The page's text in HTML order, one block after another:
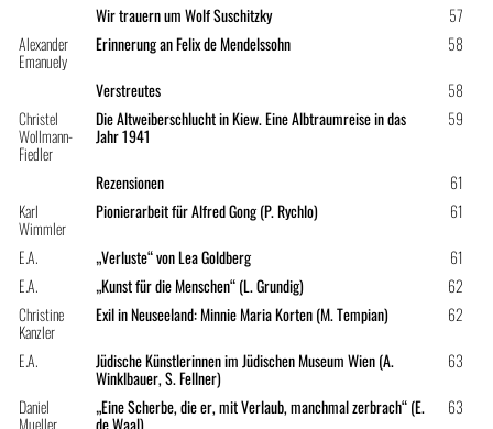
Wir trauern um Wolf Suschitzky
57
Alexander
Emanuely
Erinnerung an Felix de Mendelssohn
58
Verstreutes
58
Christel
Wollmann-
Fiedler
Die Altweiberschlucht in Kiew. Eine Albtraumreise in das
Jahr 1941
59
Rezensionen
61
Karl
Wimmler
Pionierarbeit für Alfred Gong (P. Rychlo)
61
E.A.
„Verluste“ von Lea Goldberg
61
E.A.
„Kunst für die Menschen“ (L. Grundig)
62
Christine
Kanzler
Exil in Neuseeland: Minnie Maria Korten (M. Tempian)
62
E.A.
Jüdische Künstlerinnen im Jüdischen Museum Wien (A.
Winklbauer, S. Fellner)
63
Daniel
Mueller
„Eine Scherbe, die er, mit Verlaub, manchmal zerbrach“ (E.
de Waal)
63